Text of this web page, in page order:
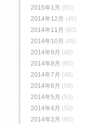
2015年1月 (55)
2014年12月 (45)
2014年11月 (60)
2014年10月 (48)
2014年9月 (48)
2014年8月 (60)
2014年7月 (48)
2014年6月 (58)
2014年5月 (53)
2014年4月 (50)
2014年3月 (60)